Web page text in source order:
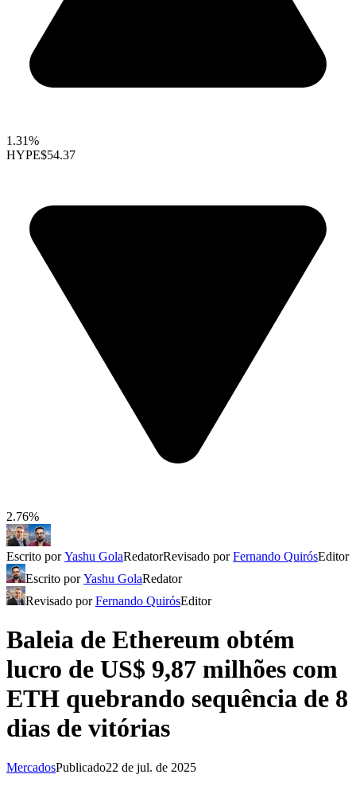
1.31%
HYPE$54.37
2.76%
Escrito porYashu GolaRedatorRevisado porFernando QuirósEditor
Escrito porYashu GolaRedator
Revisado porFernando QuirósEditor
Baleia de Ethereum obtém
lucro de US$ 9,87 milhões com
ETH quebrando sequência de 8
dias de vitórias
MercadosPublicado22 de jul. de 2025